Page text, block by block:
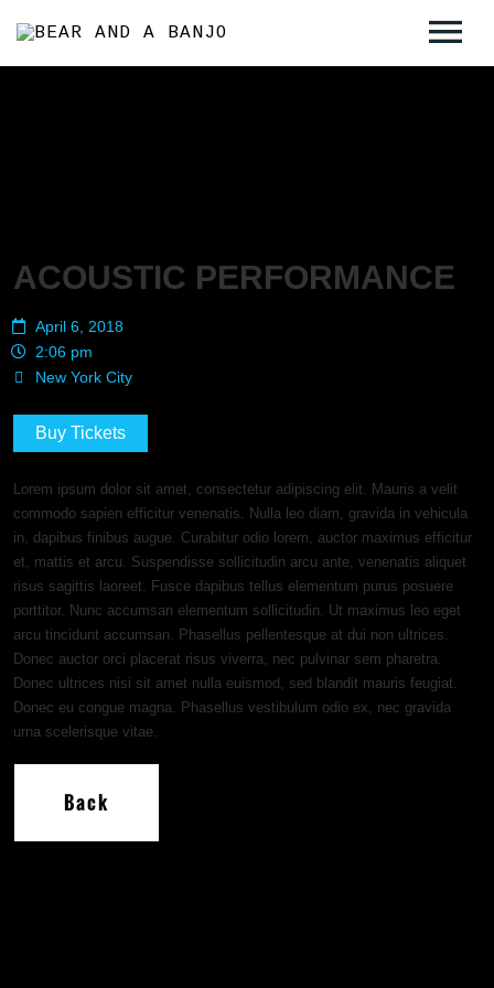
ACOUSTIC PERFORMANCE
April 6, 2018
2:06 pm
New York City
Buy Tickets
Lorem ipsum dolor sit amet, consectetur adipiscing elit. Mauris a velit
commodo sapien efficitur venenatis. Nulla leo diam, gravida in vehicula
in, dapibus finibus augue. Curabitur odio lorem, auctor maximus efficitur
et, mattis et arcu. Suspendisse sollicitudin arcu ante, venenatis aliquet
risus sagittis laoreet. Fusce dapibus tellus elementum purus posuere
porttitor. Nunc accumsan elementum sollicitudin. Ut maximus leo eget
arcu tincidunt accumsan. Phasellus pellentesque at dui non ultrices.
Donec auctor orci placerat risus viverra, nec pulvinar sem pharetra.
Donec ultrices nisi sit amet nulla euismod, sed blandit mauris feugiat.
Donec eu congue magna. Phasellus vestibulum odio ex, nec gravida
urna scelerisque vitae.
Back